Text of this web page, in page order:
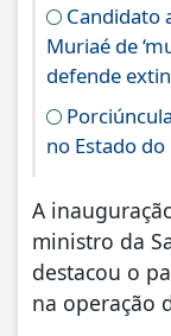
Candidato
Muriaé de
defende
no Estado
A
ministro da
destacou o
na operação